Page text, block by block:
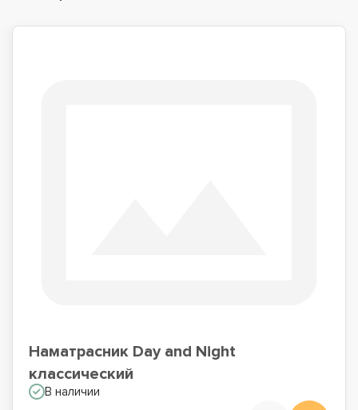
Наматрасник Day and Night
классический
В наличии